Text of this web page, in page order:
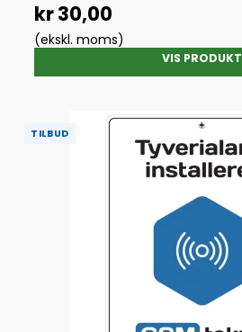
kr 30,00
(ekskl. moms)
VIS PRODUKT
TILBUD